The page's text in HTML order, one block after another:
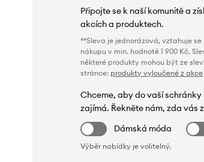
Připojte se k naší komunitě a
akcích a produktech.
**Sleva je jednorázová, vztahuje
nákupu v min. hodnotě 1 900 Kč.
některé produkty mohou být ze
stránce: produkty vyloučené z akce
Chceme, aby do vaší
zajímá. Řekněte nám, zda vás
Dámská móda
Výběr nabídky je volitelný.